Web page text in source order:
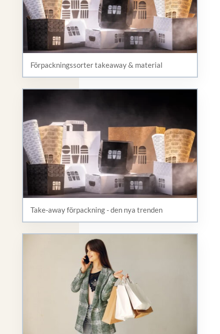
Förpackningssorter takeaway & material
Take-away förpackning - den nya trenden